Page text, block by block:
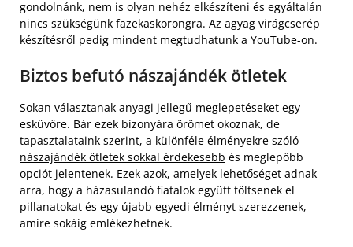
gondolnánk, nem is olyan nehéz elkészíteni és egyáltalán
nincs szükségünk fazekaskorongra. Az agyag virágcserép
készítésről pedig mindent megtudhatunk a YouTube-on.
Biztos befutó nászajándék ötletek
Sokan választanak anyagi jellegű meglepetéseket egy
esküvőre. Bár ezek bizonyára örömet okoznak, de
tapasztalataink szerint, a különféle élményekre szóló
nászajándék ötletek sokkal érdekesebb és meglepőbb
opciót jelentenek. Ezek azok, amelyek lehetőséget adnak
arra, hogy a házasulandó fiatalok együtt töltsenek el
pillanatokat és egy újabb egyedi élményt szerezzenek,
amire sokáig emlékezhetnek.